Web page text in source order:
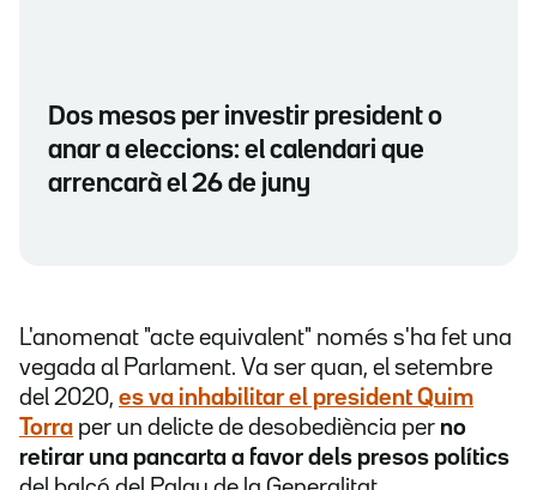
Dos mesos per investir president o
anar a eleccions: el calendari que
arrencarà el 26 de juny
L'anomenat "acte equivalent" només s'ha fet una
vegada al Parlament. Va ser quan, el setembre
del 2020, es va inhabilitar el president Quim
Torra per un delicte de desobediència per no
retirar una pancarta a favor dels presos polítics